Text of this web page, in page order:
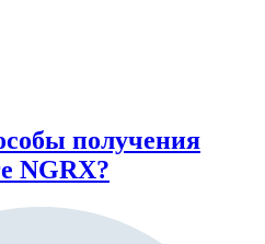
получения
NGRX?